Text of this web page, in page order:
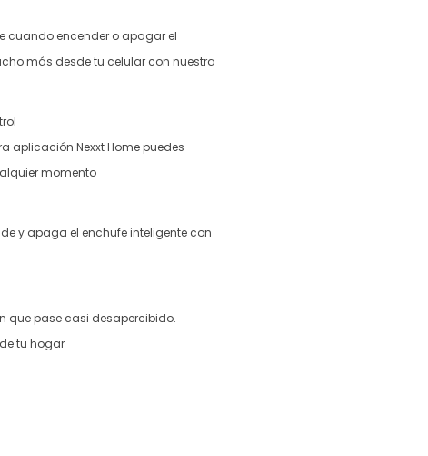
cuando encender o apagar el
más desde tu celular con nuestra
aplicación Nexxt Home puedes
momento
y apaga el enchufe inteligente con
que pase casi desapercibido.
tu hogar